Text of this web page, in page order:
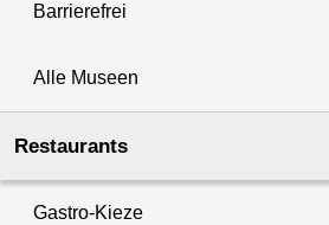
Barrierefrei
Alle Museen
Restaurants
Gastro-Kieze